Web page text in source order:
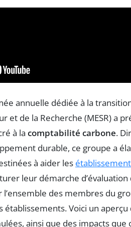
annuelle dédiée à la
et de la Recherche (MESR) a
à la comptabilité carbone.
durable, ce groupe a
à aider les
leur démarche
l’ensemble des membres du
établissements. Voici un
ainsi que des impacts